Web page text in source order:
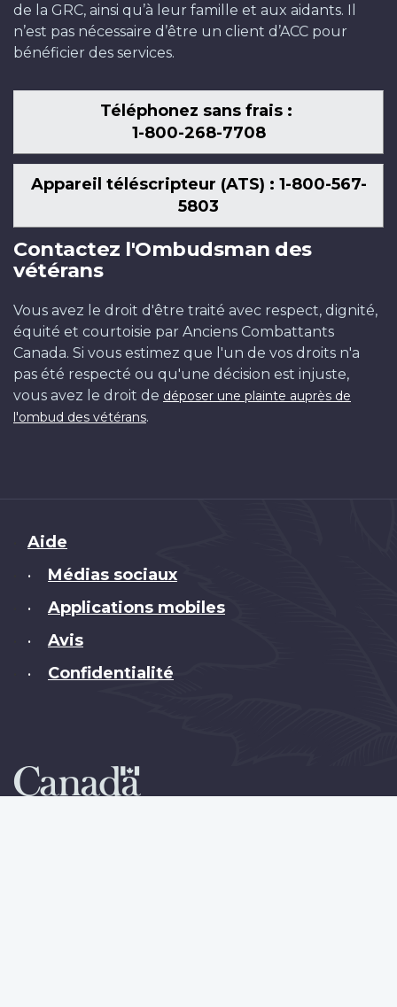
de la GRC, ainsi qu’à leur famille et aux aidants. Il
n’est pas nécessaire d’être un client d’ACC pour
bénéficier des services.
Téléphonez sans frais :
1-800-268-7708
Appareil téléscripteur (ATS) : 1-800-567-
5803
Contactez l'Ombudsman des
vétérans
Vous avez le droit d'être traité avec respect, dignité,
équité et courtoisie par Anciens Combattants
Canada. Si vous estimez que l'un de vos droits n'a
pas été respecté ou qu'une décision est injuste,
vous avez le droit de déposer une plainte auprès de
l'ombud des vétérans.
Brand
Aide
• Médias sociaux
• Applications mobiles
• Avis
• Confidentialité